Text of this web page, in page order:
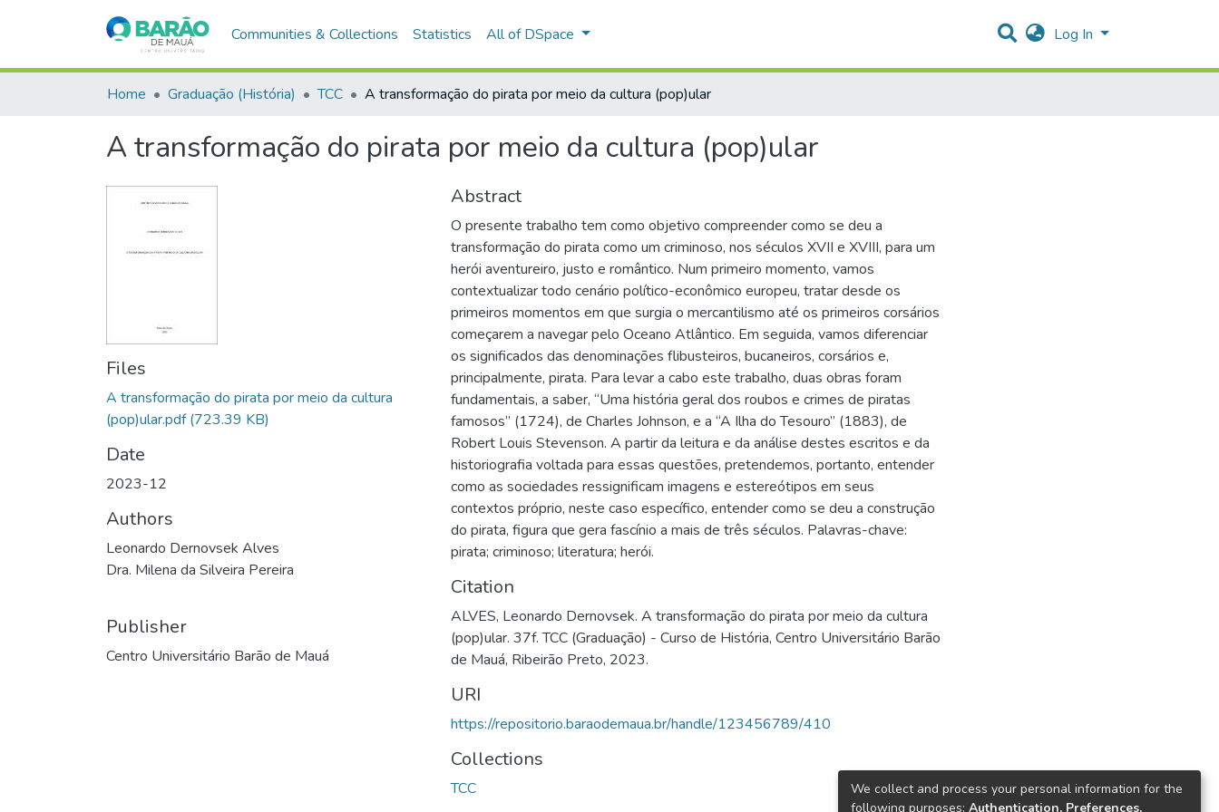
Communities & Collections Statistics All of DSpace Log In
Home Graduação (História) TCC A transformação do pirata por meio da cultura (pop)ular
A transformação do pirata por meio da cultura (pop)ular
Files
A transformação do pirata por meio da cultura
(pop)ular.pdf (723.39 KB)
Date
2023-12
Authors
Leonardo Dernovsek Alves
Dra. Milena da Silveira Pereira
Publisher
Centro Universitário Barão de Mauá
Abstract
O presente trabalho tem como objetivo compreender como se deu a
transformação do pirata como um criminoso, nos séculos XVII e XVIII, para um
herói aventureiro, justo e romântico. Num primeiro momento, vamos
contextualizar todo cenário político-econômico europeu, tratar desde os
primeiros momentos em que surgia o mercantilismo até os primeiros corsários
começarem a navegar pelo Oceano Atlântico. Em seguida, vamos diferenciar
os significados das denominações flibusteiros, bucaneiros, corsários e,
principalmente, pirata. Para levar a cabo este trabalho, duas obras foram
fundamentais, a saber, “Uma história geral dos roubos e crimes de piratas
famosos” (1724), de Charles Johnson, e a “A Ilha do Tesouro” (1883), de
Robert Louis Stevenson. A partir da leitura e da análise destes escritos e da
historiografia voltada para essas questões, pretendemos, portanto, entender
como as sociedades ressignificam imagens e estereótipos em seus
contextos próprio, neste caso específico, entender como se deu a construção
do pirata, figura que gera fascínio a mais de três séculos. Palavras-chave:
pirata; criminoso; literatura; herói.
Citation
ALVES, Leonardo Dernovsek. A transformação do pirata por meio da cultura
(pop)ular. 37f. TCC (Graduação) - Curso de História, Centro Universitário Barão
de Mauá, Ribeirão Preto, 2023.
URI
https://repositorio.baraodemaua.br/handle/123456789/410
Collections
TCC
We collect and process your personal information for the
following purposes: Authentication, Preferences,